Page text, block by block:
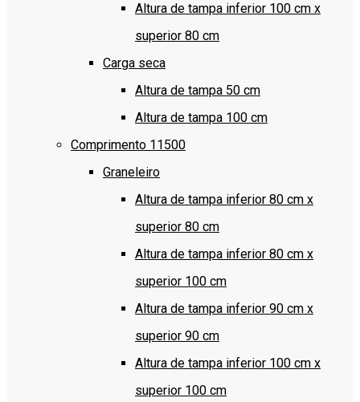
Altura de tampa inferior 100 cm x
superior 80 cm
Carga seca
Altura de tampa 50 cm
Altura de tampa 100 cm
Comprimento 11500
Graneleiro
Altura de tampa inferior 80 cm x
superior 80 cm
Altura de tampa inferior 80 cm x
superior 100 cm
Altura de tampa inferior 90 cm x
superior 90 cm
Altura de tampa inferior 100 cm x
superior 100 cm